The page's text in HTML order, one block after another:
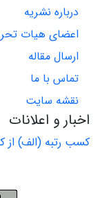
درباره نشریه
اعضای هیات
ارسال مقاله
تماس با ما
نقشه سایت
اخبار و اعلانات
کسب رتبه (الف) از